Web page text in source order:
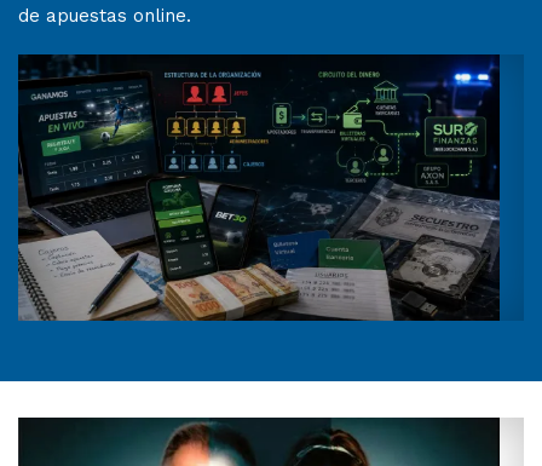
de apuestas online.